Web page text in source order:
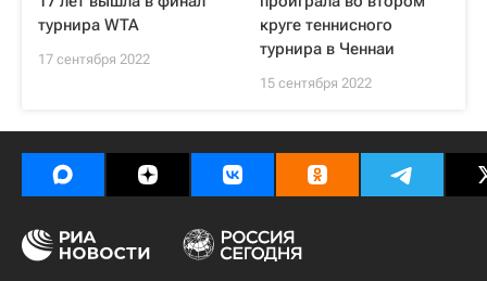
турнира WTA
17 сентября 2022
круге теннисного
турнира в Ченнаи
15 сентября 2022